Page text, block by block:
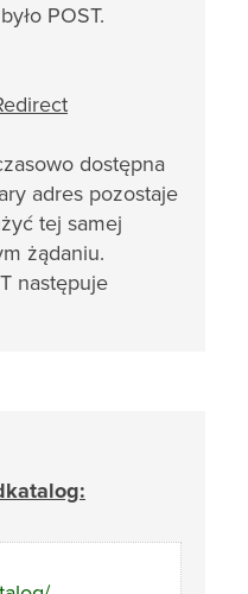
POST.
dostępna
adres pozostaje
tej samej
żądaniu.
następuje